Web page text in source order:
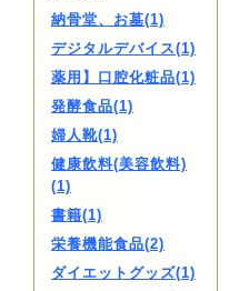
納骨堂、お墓(1)
デジタルデバイス(1)
薬用】口腔化粧品(1)
発酵食品(1)
婦人靴(1)
健康飲料(美容飲料)
(1)
書籍(1)
栄養機能食品(2)
ダイエットグッズ(1)